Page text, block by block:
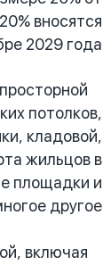
вносятся
2029 года.
потолков,
кладовой,
жильцов в
площадки и
другое.
включая